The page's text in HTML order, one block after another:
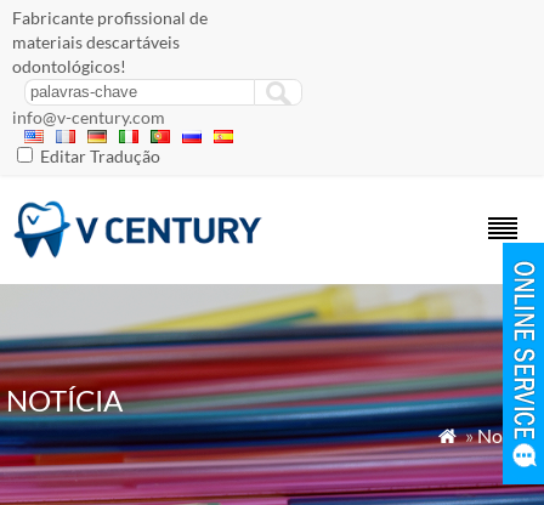
Fabricante profissional de
materiais descartáveis ​​
odontológicos!
info@v-century.com
Editar Tradução
NOTÍCIA
 »Notícia